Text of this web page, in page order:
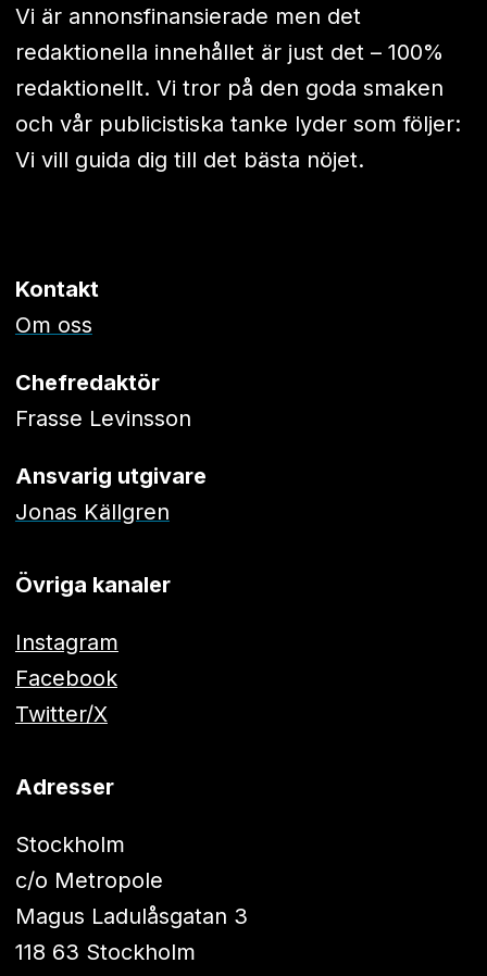
Vi är annonsfinansierade men det
redaktionella innehållet är just det – 100%
redaktionellt. Vi tror på den goda smaken
och vår publicistiska tanke lyder som följer:
Vi vill guida dig till det bästa nöjet.
Kontakt
Om oss
Chefredaktör
Frasse Levinsson
Ansvarig utgivare
Jonas Källgren
Övriga kanaler
Instagram
Facebook
Twitter/X
Adresser
Stockholm
c/o Metropole
Magus Ladulåsgatan 3
118 63 Stockholm